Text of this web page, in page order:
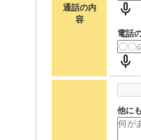
通話の内
容
電話
他に